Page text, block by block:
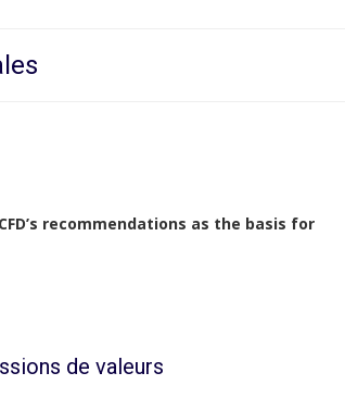
recommendations as the basis for
de valeurs